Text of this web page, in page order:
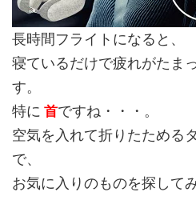
長時間フライトになると、
寝ているだけで疲れがたま
す。
特に 首ですね・・・。
空気を入れて折りたためる
で、
お気に入りのものを探して